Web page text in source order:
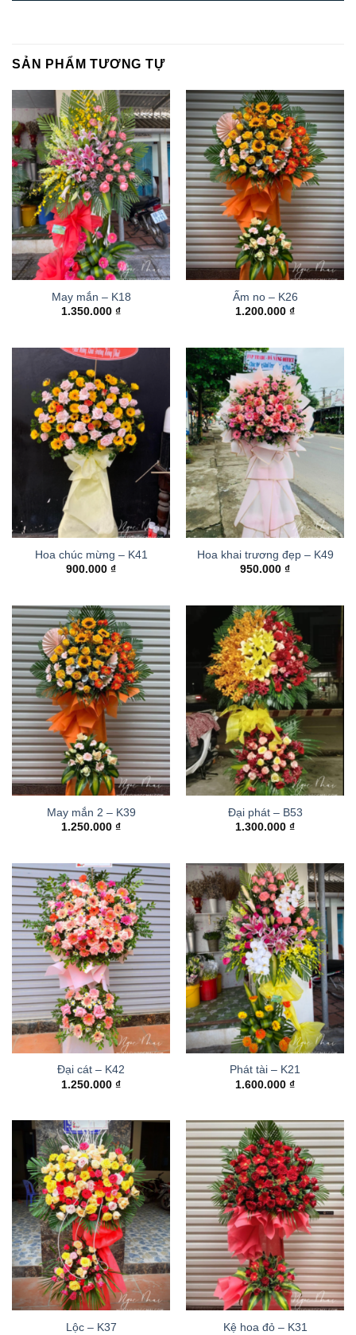
SẢN PHẨM TƯƠNG TỰ
May mắn – K18
1.350.000 ₫
Ấm no – K26
1.200.000 ₫
Hoa chúc mừng – K41
900.000 ₫
Hoa khai trương đẹp – K49
950.000 ₫
May mắn 2 – K39
1.250.000 ₫
Đại phát – B53
1.300.000 ₫
Đại cát – K42
1.250.000 ₫
Phát tài – K21
1.600.000 ₫
Lộc – K37
Kệ hoa đỏ – K31